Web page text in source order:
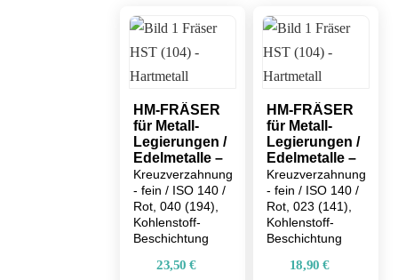
HM-FRÄSER
für Metall-
Legierungen /
Edelmetalle –
Kreuzverzahnung
- fein / ISO 140 /
Rot, 040 (194),
Kohlenstoff-
Beschichtung
23,50€
HM-FRÄSER
für Metall-
Legierungen /
Edelmetalle –
Kreuzverzahnung
- fein / ISO 140 /
Rot, 023 (141),
Kohlenstoff-
Beschichtung
18,90€